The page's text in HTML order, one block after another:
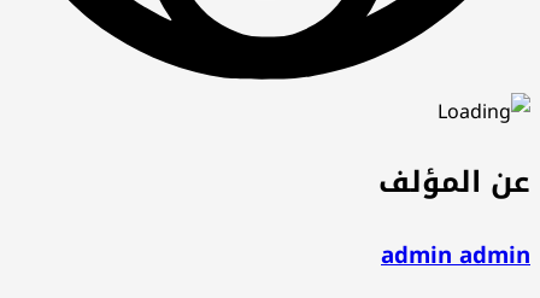
عن المؤلف
admin admin